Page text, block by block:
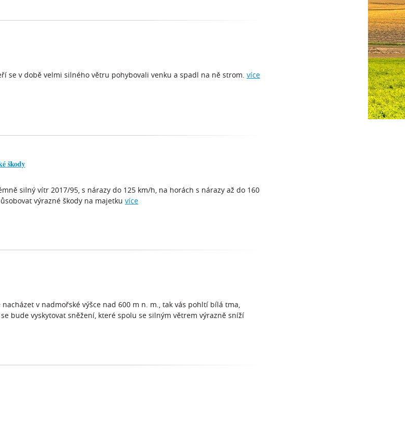
se v době velmi silného větru pohybovali venku a spadl na ně strom. více
škody
silný vítr 2017/95, s nárazy do 125 km/h, na horách s nárazy až do 160
výrazné škody na majetku více
v nadmořské výšce nad 600 m n. m., tak vás pohltí bílá tma,
bude vyskytovat sněžení, které spolu se silným větrem výrazně sníží